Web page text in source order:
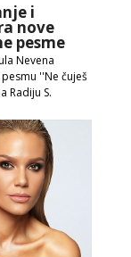
i
nove
pesme
Nevena
''Ne čuješ
Radiju S.